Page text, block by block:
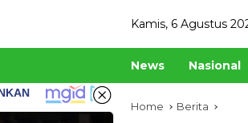
Kamis, 6 Agustus
News Nasional
Home Berita